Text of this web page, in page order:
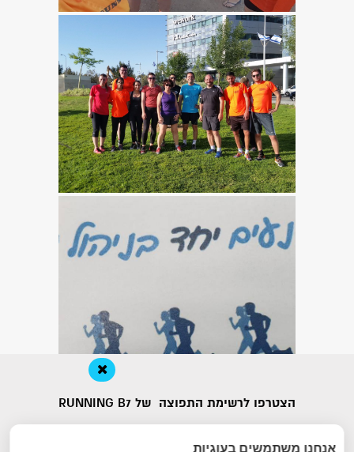
הצטרפו לרשימת התפוצה של RUNNING B7
אנחנו משתמשים בעוגיות